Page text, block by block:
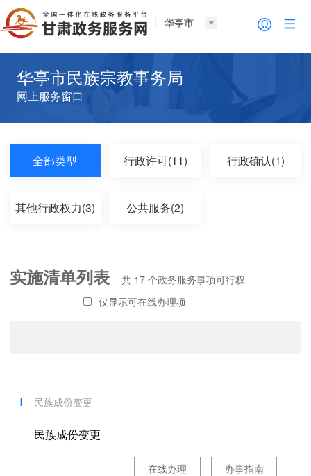
华亭市
华亭市民族宗教事务局
网上服务窗口
全部类型 行政许可(11) 行政确认(1)
其他行政权力(3) 公共服务(2)
实施清单列表 共 17 个政务服务事项可行权
仅显示可在线办理项
民族成份变更
民族成份变更
办事指南
在线办理